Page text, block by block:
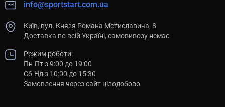
info@sportstart.com.ua
Київ, вул. Князя Романа Мстиславича, 8
Доставка по всій Україні, самовивозу немає
Режим роботи:
Пн-Пт з 9:00 до 19:00
Сб-Нд з 10:00 до 15:30
Замовлення через сайт цілодобово